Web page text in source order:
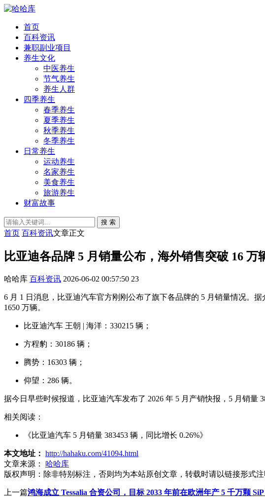
首页
百科资讯
兼职副业项目
养生文化
中医养生
节气养生
养生人群
四季养生
春季养生
夏季养生
秋季养生
冬季养生
日常养生
运动养生
名家养生
美食养生
旅游养生
财富故事
搜 索
首页 百科资讯文章正文
比亚迪各品牌 5 月销量公布，海外销售突破 16 万
哈哈库 百科资讯 2026-06-02 00:57:50 23
6 月 1 日消息，比亚迪汽车官方刚刚公布了旗下各品牌的 5 月销量情况。
1650 万辆。
比亚迪汽车 王朝 | 海洋：330215 辆；
方程豹：30186 辆；
腾势：16303 辆；
仰望：286 辆。
据今日早些时候报道，比亚迪汽车发布了 2026 年 5 月产销快报，5 月销量
相关阅读：
《比亚迪汽车 5 月销量 383453 辆，同比增长 0.26%》
本文地址： http://hahaku.com/41094.html
文章来源：
哈哈库
版权声明： 除非特别标注，否则均为本站原创文章，转载时请以链接形式注
上一篇鸿海成立 Tessalia 合资公司，目标 2033 年前在欧洲年产 5 千万颗